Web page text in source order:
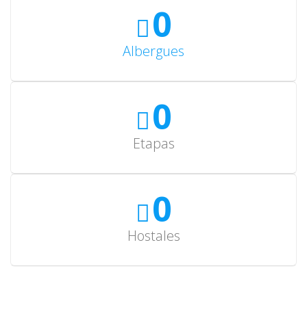
0
Albergues
0
Etapas
0
Hostales